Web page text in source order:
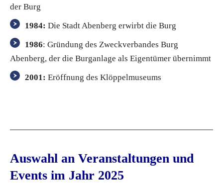
der Burg
1984: Die Stadt Abenberg erwirbt die Burg
1986: Gründung des Zweckverbandes Burg
Abenberg, der die Burganlage als Eigentümer übernimmt
2001: Eröffnung des Klöppelmuseums
Auswahl an Veranstaltungen und
Events im Jahr 2025